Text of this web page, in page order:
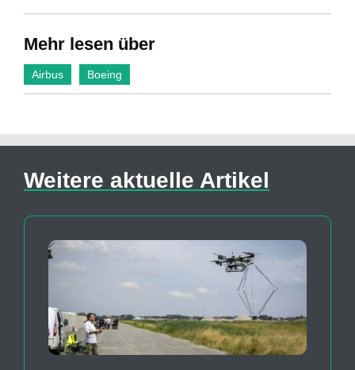
Mehr lesen über
Airbus Boeing
Weitere aktuelle Artikel